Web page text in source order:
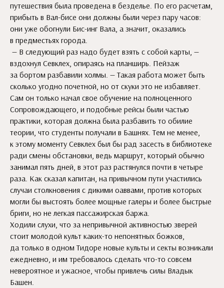
путешествия была проведена в безделье. По его расчетам,
прибыть в Вал-бисе они должны были через пару часов:
они уже обогнули Бис-инг Вала, а значит, оказались
в предместьях города.
— В следующий раз надо будет взять с собой карты, —
вздохнул Севклех, опираясь на планширь. Пейзаж
за бортом разбавили холмы. — Такая работа может быть
сколько угодно почетной, но от скуки это не избавляет.
Сам он только начал свое обучение на полноценного
Сопровождающего, и подобные рейсы были частью
практики, которая должна была разбавить то обилие
теории, что студенты получали в Башнях. Тем не менее,
к этому моменту Севклех был бы рад засесть в библиотеке
ради смены обстановки, ведь маршрут, который обычно
занимал пять дней, в этот раз растянулся почти в четыре
раза. Как сказал капитан, на привычном пути участились
случаи столкновения с дикими оаввами, против которых
могли бы выстоять более мощные галеры и более быстрые
бриги, но не легкая пассажирская баржа.
Ходили слухи, что за непривычной активностью зверей
стоит молодой культ каких-то непонятных божков,
да только в одном Тидоре новые культы и секты возникали
ежедневно, и им требовалось сделать что-то совсем
невероятное и ужасное, чтобы привлечь силы Владык
Башен.